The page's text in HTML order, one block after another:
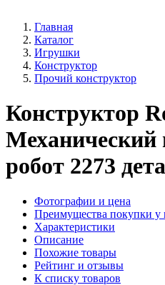
Главная
Каталог
Игрушки
Конструктор
Прочий конструктор
Конструктор
Механический
робот 2273
Фотографии и цена
Преимущества покупки у
Характеристики
Описание
Похожие товары
Рейтинг и отзывы
К списку товаров